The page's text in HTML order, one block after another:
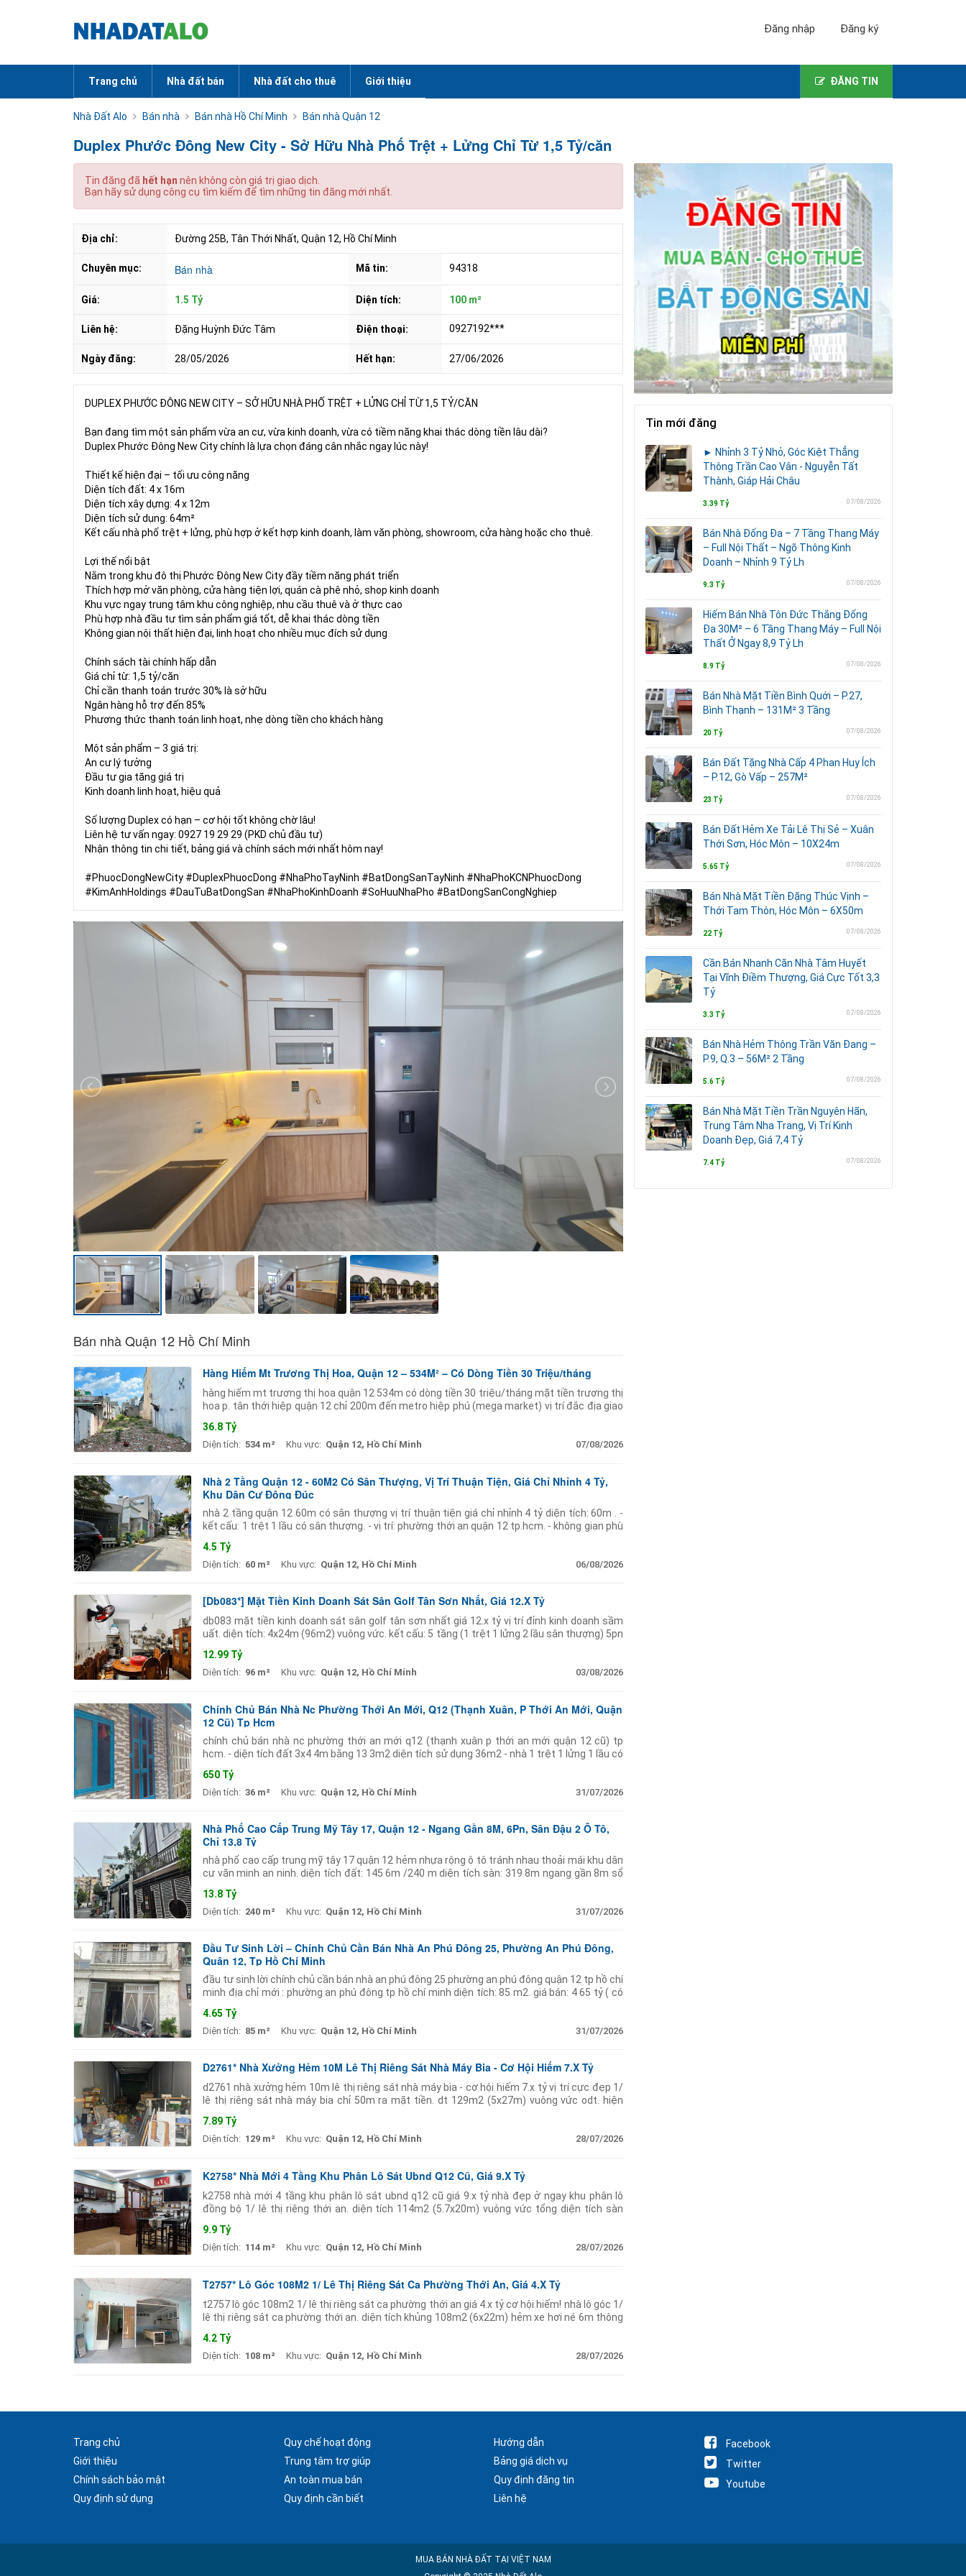
Đăng nhập Đăng ký
Trang chủ Nhà đất bán Nhà đất cho thuê Giới thiệu ĐĂNG TIN
Nhà Đất Alo Bán nhà Bán nhà Hồ Chí Minh Bán nhà Quận 12
Duplex Phước Đông New City - Sở Hữu Nhà Phố Trệt + Lửng Chỉ Từ 1,5 Tỷ/căn
Tin đăng đã hết hạn nên không còn giá trị giao dịch.
Bạn hãy sử dụng công cụ tìm kiếm để tìm những tin đăng mới nhất.
Địa chỉ: Đường 25B, Tân Thới Nhất, Quận 12, Hồ Chí Minh
Chuyên mục: Bán nhà Mã tin: 94318
Giá: 1.5 Tỷ Diện tích: 100 m²
Liên hệ: Đặng Huỳnh Đức Tâm Điện thoại: 0927192***
Ngày đăng: 28/05/2026 Hết hạn: 27/06/2026
DUPLEX PHƯỚC ĐÔNG NEW CITY – SỞ HỮU NHÀ PHỐ TRỆT + LỬNG CHỈ TỪ 1,5 TỶ/CĂN
Bạn đang tìm một sản phẩm vừa an cư, vừa kinh doanh, vừa có tiềm năng khai thác dòng tiền lâu dài?
Duplex Phước Đông New City chính là lựa chọn đáng cân nhắc ngay lúc này!
Thiết kế hiện đại – tối ưu công năng
Diện tích đất: 4 x 16m
Diện tích xây dựng: 4 x 12m
Diện tích sử dụng: 64m²
Kết cấu nhà phố trệt + lửng, phù hợp ở kết hợp kinh doanh, làm văn phòng, showroom, cửa hàng hoặc cho thuê.
Lợi thế nổi bật
Nằm trong khu đô thị Phước Đông New City đầy tiềm năng phát triển
Thích hợp mở văn phòng, cửa hàng tiện lợi, quán cà phê nhỏ, shop kinh doanh
Khu vực ngay trung tâm khu công nghiệp, nhu cầu thuê và ở thực cao
Phù hợp nhà đầu tư tìm sản phẩm giá tốt, dễ khai thác dòng tiền
Không gian nội thất hiện đại, linh hoạt cho nhiều mục đích sử dụng
Chính sách tài chính hấp dẫn
Giá chỉ từ: 1,5 tỷ/căn
Chỉ cần thanh toán trước 30% là sở hữu
Ngân hàng hỗ trợ đến 85%
Phương thức thanh toán linh hoạt, nhẹ dòng tiền cho khách hàng
Một sản phẩm – 3 giá trị:
An cư lý tưởng
Đầu tư gia tăng giá trị
Kinh doanh linh hoạt, hiệu quả
Số lượng Duplex có hạn – cơ hội tốt không chờ lâu!
Liên hệ tư vấn ngay: 0927 19 29 29 (PKD chủ đầu tư)
Nhận thông tin chi tiết, bảng giá và chính sách mới nhất hôm nay!
#PhuocDongNewCity #DuplexPhuocDong #NhaPhoTayNinh #BatDongSanTayNinh #NhaPhoKCNPhuocDong
#KimAnhHoldings #DauTuBatDongSan #NhaPhoKinhDoanh #SoHuuNhaPho #BatDongSanCongNghiep
Bán nhà Quận 12 Hồ Chí Minh
Hàng Hiếm Mt Trương Thị Hoa, Quận 12 – 534M² – Có Dòng Tiền 30 Triệu/tháng
hàng hiếm mt trương thị hoa quận 12 534m có dòng tiền 30 triệu/tháng mặt tiền trương thị
hoa p. tân thới hiệp quận 12 chỉ 200m đến metro hiệp phú (mega market) vị trí đắc địa giao
36.8 Tỷ
Diện tích: 534 m² Khu vực: Quận 12, Hồ Chí Minh 07/08/2026
Nhà 2 Tầng Quận 12 - 60M2 Có Sân Thượng, Vị Trí Thuận Tiện, Giá Chỉ Nhỉnh 4 Tỷ,
Khu Dân Cư Đông Đúc
nhà 2 tầng quận 12 60m có sân thượng vị trí thuận tiện giá chỉ nhỉnh 4 tỷ diện tích: 60m . -
kết cấu: 1 trệt 1 lầu có sân thượng. - vị trí: phường thới an quận 12 tp.hcm. - không gian phù
4.5 Tỷ
Diện tích: 60 m² Khu vực: Quận 12, Hồ Chí Minh 06/08/2026
[Db083*] Mặt Tiền Kinh Doanh Sát Sân Golf Tân Sơn Nhất, Giá 12.X Tỷ
db083 mặt tiền kinh doanh sát sân golf tân sơn nhất giá 12.x tỷ vị trí đỉnh kinh doanh sầm
uất. diện tích: 4x24m (96m2) vuông vức. kết cấu: 5 tầng (1 trệt 1 lửng 2 lầu sân thượng) 5pn
12.99 Tỷ
Diện tích: 96 m² Khu vực: Quận 12, Hồ Chí Minh 03/08/2026
Chính Chủ Bán Nhà Nc Phường Thới An Mới, Q12 (Thạnh Xuân, P Thới An Mới, Quận
12 Cũ) Tp Hcm
chính chủ bán nhà nc phường thới an mới q12 (thạnh xuân p thới an mới quận 12 cũ) tp
hcm. - diện tích đất 3x4 4m bằng 13 3m2 diện tích sử dụng 36m2 - nhà 1 trệt 1 lửng 1 lầu có
650 Tỷ
Diện tích: 36 m² Khu vực: Quận 12, Hồ Chí Minh 31/07/2026
Nhà Phố Cao Cấp Trung Mỹ Tây 17, Quận 12 - Ngang Gần 8M, 6Pn, Sân Đậu 2 Ô Tô,
Chỉ 13,8 Tỷ
nhà phố cao cấp trung mỹ tây 17 quận 12 hẻm nhựa rộng ô tô tránh nhau thoải mái khu dân
cư văn minh an ninh. diện tích đất: 145 6m /240 m diện tích sàn: 319 8m ngang gần 8m sổ
13.8 Tỷ
Diện tích: 240 m² Khu vực: Quận 12, Hồ Chí Minh 31/07/2026
Đầu Tư Sinh Lời – Chính Chủ Cần Bán Nhà An Phú Đông 25, Phường An Phú Đông,
Quận 12, Tp Hồ Chí Minh
đầu tư sinh lời chính chủ cần bán nhà an phú đông 25 phường an phú đông quận 12 tp hồ chí
minh địa chỉ mới : phường an phú đông tp hồ chí minh diện tích: 85 m2. giá bán: 4 65 tỷ ( có
4.65 Tỷ
Diện tích: 85 m² Khu vực: Quận 12, Hồ Chí Minh 31/07/2026
D2761* Nhà Xưởng Hẻm 10M Lê Thị Riêng Sát Nhà Máy Bia - Cơ Hội Hiếm 7.X Tỷ
d2761 nhà xưởng hẻm 10m lê thị riêng sát nhà máy bia - cơ hội hiếm 7.x tỷ vị trí cực đẹp 1/
lê thị riêng sát nhà máy bia chỉ 50m ra mặt tiền. dt 129m2 (5x27m) vuông vức odt. hiện
7.89 Tỷ
Diện tích: 129 m² Khu vực: Quận 12, Hồ Chí Minh 28/07/2026
K2758* Nhà Mới 4 Tầng Khu Phân Lô Sát Ubnd Q12 Cũ, Giá 9.X Tỷ
k2758 nhà mới 4 tầng khu phân lô sát ubnd q12 cũ giá 9.x tỷ nhà đẹp ở ngay khu phân lô
đồng bộ 1/ lê thị riêng thới an. diện tích 114m2 (5.7x20m) vuông vức tổng diện tích sàn
9.9 Tỷ
Diện tích: 114 m² Khu vực: Quận 12, Hồ Chí Minh 28/07/2026
T2757* Lô Góc 108M2 1/ Lê Thị Riêng Sát Ca Phường Thới An, Giá 4.X Tỷ
t2757 lô góc 108m2 1/ lê thị riêng sát ca phường thới an giá 4.x tỷ cơ hội hiếm! nhà lô góc 1/
lê thị riêng sát ca phường thới an. diện tích khủng 108m2 (6x22m) hẻm xe hơi né 6m thông
4.2 Tỷ
Diện tích: 108 m² Khu vực: Quận 12, Hồ Chí Minh 28/07/2026
Tin mới đăng
► Nhỉnh 3 Tỷ Nhỏ, Góc Kiệt Thẳng
Thông Trần Cao Vân - Nguyễn Tất
Thành, Giáp Hải Châu
3.39 Tỷ 07/08/2026
Bán Nhà Đống Đa – 7 Tầng Thang Máy
– Full Nội Thất – Ngõ Thông Kinh
Doanh – Nhỉnh 9 Tỷ Lh
9.3 Tỷ 07/08/2026
Hiếm Bán Nhà Tôn Đức Thắng Đống
Đa 30M² – 6 Tầng Thang Máy – Full Nội
Thất Ở Ngay 8,9 Tỷ Lh
8.9 Tỷ 07/08/2026
Bán Nhà Mặt Tiền Bình Quới – P.27,
Bình Thạnh – 131M² 3 Tầng
20 Tỷ 07/08/2026
Bán Đất Tặng Nhà Cấp 4 Phan Huy Ích
– P.12, Gò Vấp – 257M²
23 Tỷ 07/08/2026
Bán Đất Hẻm Xe Tải Lê Thị Sẻ – Xuân
Thới Sơn, Hóc Môn – 10X24m
5.65 Tỷ 07/08/2026
Bán Nhà Mặt Tiền Đặng Thúc Vịnh –
Thới Tam Thôn, Hóc Môn – 6X50m
22 Tỷ 07/08/2026
Cần Bán Nhanh Căn Nhà Tâm Huyết
Tại Vĩnh Điềm Thượng, Giá Cực Tốt 3,3
Tỷ
3.3 Tỷ 07/08/2026
Bán Nhà Hẻm Thông Trần Văn Đang –
P.9, Q.3 – 56M² 2 Tầng
5.6 Tỷ 07/08/2026
Bán Nhà Mặt Tiền Trần Nguyên Hãn,
Trung Tâm Nha Trang, Vị Trí Kinh
Doanh Đẹp, Giá 7,4 Tỷ
7.4 Tỷ 07/08/2026
Trang chủ
Giới thiệu
Chính sách bảo mật
Quy định sử dụng
Quy chế hoạt động
Trung tâm trợ giúp
An toàn mua bán
Quy định cần biết
Hướng dẫn
Bảng giá dịch vụ
Quy định đăng tin
Liên hệ
Facebook
Twitter
Youtube
MUA BÁN NHÀ ĐẤT TẠI VIỆT NAM